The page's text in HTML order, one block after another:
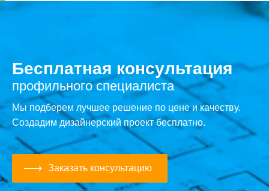
Бесплатная консультация
профильного специалиста
Мы подберем лучшее решение по цене и качеству.
Создадим дизайнерский проект бесплатно.
Заказать консультацию